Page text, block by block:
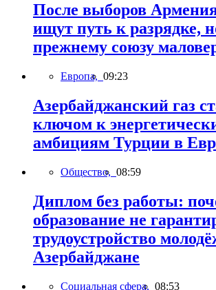
После выборов
ищут путь к разрядке,
прежнему союзу
Европа, 09:23
Азербайджанский газ
ключом к
амбициям Турции в
Общество, 08:59
Диплом без работы:
образование не
трудоустройство
Азербайджане
Социальная сфера, 08:53